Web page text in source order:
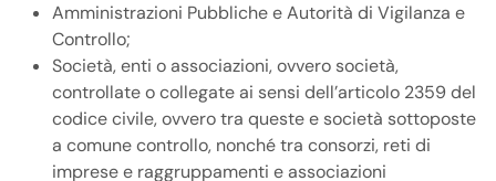
Amministrazioni Pubbliche e Autorità di Vigilanza e
Controllo;
Società, enti o associazioni, ovvero società,
controllate o collegate ai sensi dell’articolo 2359 del
codice civile, ovvero tra queste e società sottoposte
a comune controllo, nonché tra consorzi, reti di
imprese e raggruppamenti e associazioni